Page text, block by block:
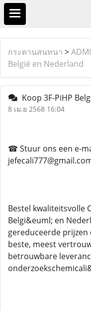
กระดานสนทนา >
België en Nederland
Koop 3F-PiHP
8 เม.ย 2568 16:04
☎ Stuur ons een e-
Bestel kwaliteitsvolle
Belgi&euml; en
gereduceerde prijzen
beste, meest
betrouwbare